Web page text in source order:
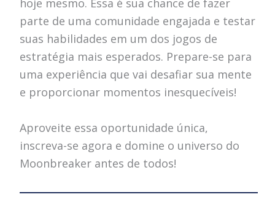
hoje mesmo. Essa é sua chance de fazer
parte de uma comunidade engajada e testar
suas habilidades em um dos jogos de
estratégia mais esperados. Prepare-se para
uma experiência que vai desafiar sua mente
e proporcionar momentos inesquecíveis!
Aproveite essa oportunidade única,
inscreva-se agora e domine o universo do
Moonbreaker antes de todos!